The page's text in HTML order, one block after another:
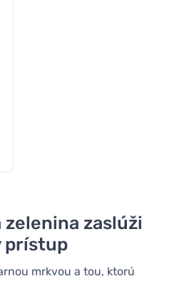
zelenina zaslúži
prístup
mrkvou a tou, ktorú